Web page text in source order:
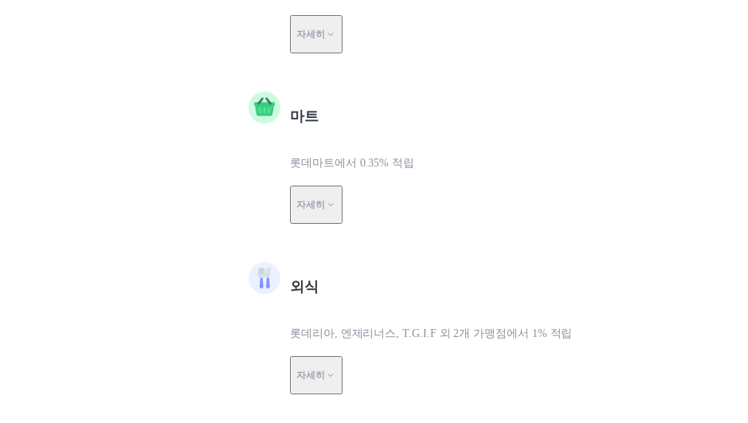
자세히
마트
롯데마트에서 0.35% 적립
자세히
외식
롯데리아, 엔제리너스, T.G.I.F 외 2개 가맹점에서 1% 적립
자세히